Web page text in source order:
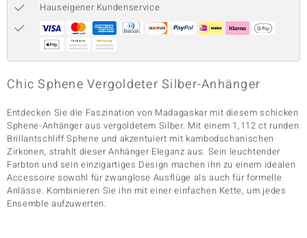
Classics
Hauseigener Kundenservice
Chic Sphene Vergoldeter Silber-Anhänger
Entdecken Sie die Faszination von Madagaskar mit diesem schicken
Sphene-Anhänger aus vergoldetem Silber. Mit einem 1,112 ct runden
Brillantschliff Sphene und akzentuiert mit kambodschanischen
Zirkonen, strahlt dieser Anhänger Eleganz aus. Sein leuchtender
Farbton und sein einzigartiges Design machen ihn zu einem idealen
Accessoire sowohl für zwanglose Ausflüge als auch für formelle
Anlässe. Kombinieren Sie ihn mit einer einfachen Kette, um jedes
Ensemble aufzuwerten.